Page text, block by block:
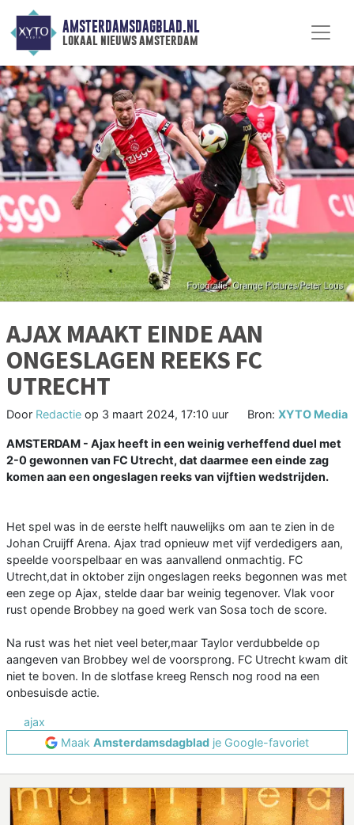
AMSTERDAMSDAGBLAD.NL
lokaal nieuws amsterdam
AJAX MAAKT EINDE AAN
ONGESLAGEN REEKS FC
UTRECHT
Door Redactie op 3 maart 2024, 17:10 uur Bron: XYTO Media
AMSTERDAM - Ajax heeft in een weinig verheffend duel met
2-0 gewonnen van FC Utrecht, dat daarmee een einde zag
komen aan een ongeslagen reeks van vijftien wedstrijden.
Het spel was in de eerste helft nauwelijks om aan te zien in de
Johan Cruijff Arena. Ajax trad opnieuw met vijf verdedigers aan,
speelde voorspelbaar en was aanvallend onmachtig. FC
Utrecht,dat in oktober zijn ongeslagen reeks begonnen was met
een zege op Ajax, stelde daar bar weinig tegenover. Vlak voor
rust opende Brobbey na goed werk van Sosa toch de score.
Na rust was het niet veel beter,maar Taylor verdubbelde op
aangeven van Brobbey wel de voorsprong. FC Utrecht kwam dit
niet te boven. In de slotfase kreeg Rensch nog rood na een
onbesuisde actie.
ajax
Maak Amsterdamsdagblad je Google-favoriet